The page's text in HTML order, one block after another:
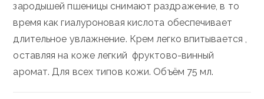
зародышей пшеницы снимают раздражение, в то
время как гиалуроновая кислота обеспечивает
длительное увлажнение. Крем легко впитывается ,
оставляя на коже легкий фруктово-винный
аромат. Для всех типов кожи. Объём 75 мл.